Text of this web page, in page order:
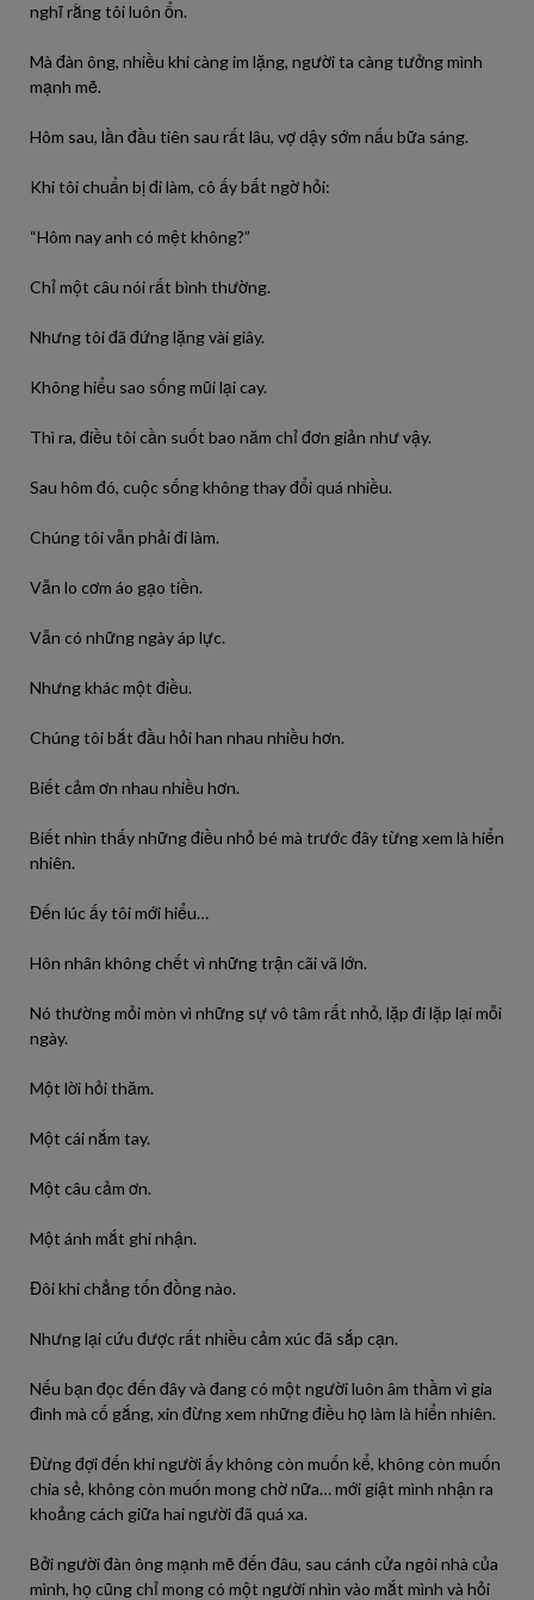
nghĩ rằng tôi luôn ổn.
Mà đàn ông, nhiều khi càng im lặng, người ta càng tưởng mình
mạnh mẽ.
Hôm sau, lần đầu tiên sau rất lâu, vợ dậy sớm nấu bữa sáng.
Khi tôi chuẩn bị đi làm, cô ấy bất ngờ hỏi:
“Hôm nay anh có mệt không?”
Chỉ một câu nói rất bình thường.
Nhưng tôi đã đứng lặng vài giây.
Không hiểu sao sống mũi lại cay.
Thì ra, điều tôi cần suốt bao năm chỉ đơn giản như vậy.
Sau hôm đó, cuộc sống không thay đổi quá nhiều.
Chúng tôi vẫn phải đi làm.
Vẫn lo cơm áo gạo tiền.
Vẫn có những ngày áp lực.
Nhưng khác một điều.
Chúng tôi bắt đầu hỏi han nhau nhiều hơn.
Biết cảm ơn nhau nhiều hơn.
Biết nhìn thấy những điều nhỏ bé mà trước đây từng xem là hiển
nhiên.
Đến lúc ấy tôi mới hiểu…
Hôn nhân không chết vì những trận cãi vã lớn.
Nó thường mỏi mòn vì những sự vô tâm rất nhỏ, lặp đi lặp lại mỗi
ngày.
Một lời hỏi thăm.
Một cái nắm tay.
Một câu cảm ơn.
Một ánh mắt ghi nhận.
Đôi khi chẳng tốn đồng nào.
Nhưng lại cứu được rất nhiều cảm xúc đã sắp cạn.
Nếu bạn đọc đến đây và đang có một người luôn âm thầm vì gia
đình mà cố gắng, xin đừng xem những điều họ làm là hiển nhiên.
Đừng đợi đến khi người ấy không còn muốn kể, không còn muốn
chia sẻ, không còn muốn mong chờ nữa… mới giật mình nhận ra
khoảng cách giữa hai người đã quá xa.
Bởi người đàn ông mạnh mẽ đến đâu, sau cánh cửa ngôi nhà của
mình, họ cũng chỉ mong có một người nhìn vào mắt mình và hỏi